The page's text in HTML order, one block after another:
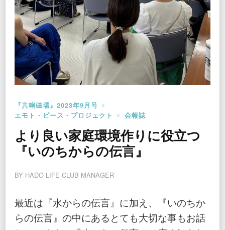
『共鳴磁場』2023年9月号
エモト・ピース・プロジェクト
会報誌
より良い家庭環境作りに役立つ
『いのちからの伝言』
BY HADO LIFE CLUB MANAGER
最近は『水からの伝言』に加え、『いのちか
らの伝言』の中にあるとても大切な事もお話